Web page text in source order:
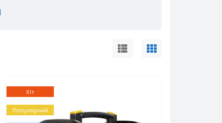
Хіт
Популярний